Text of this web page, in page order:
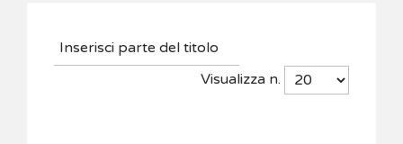
Visualizza n.